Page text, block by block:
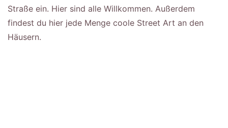
Straße ein. Hier sind alle Willkommen. Außerdem
findest du hier jede Menge coole Street Art an den
Häusern.